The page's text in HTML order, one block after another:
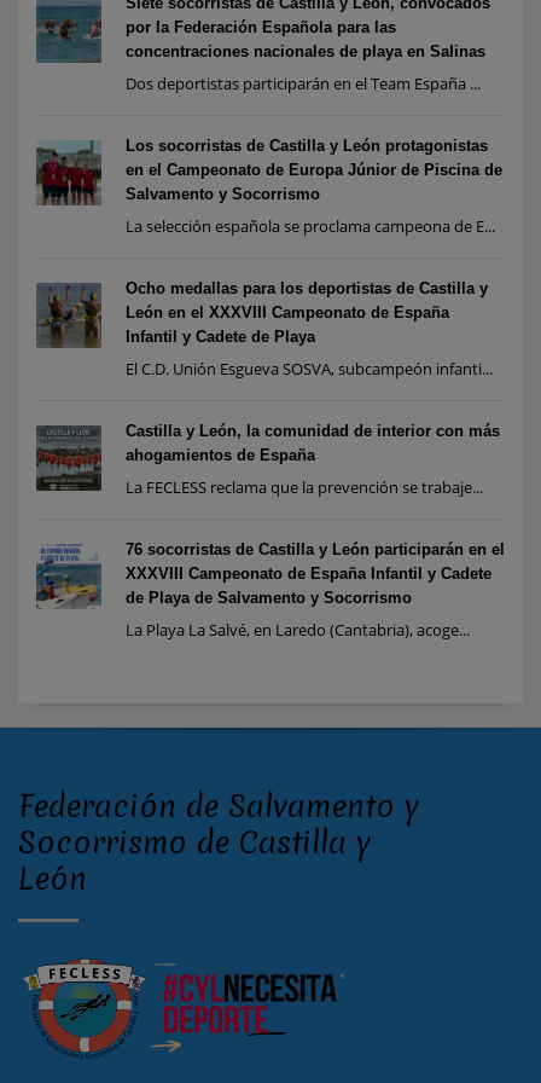
por la Federación Española para las
concentraciones nacionales de playa en Salinas
Dos deportistas participarán en el Team España ...
Los socorristas de Castilla y León protagonistas
en el Campeonato de Europa Júnior de Piscina de
Salvamento y Socorrismo
La selección española se proclama campeona de E...
Ocho medallas para los deportistas de Castilla y
León en el XXXVIII Campeonato de España
Infantil y Cadete de Playa
El C.D. Unión Esgueva SOSVA, subcampeón infanti...
Castilla y León, la comunidad de interior con más
ahogamientos de España
La FECLESS reclama que la prevención se trabaje...
76 socorristas de Castilla y León participarán en el
XXXVIII Campeonato de España Infantil y Cadete
de Playa de Salvamento y Socorrismo
La Playa La Salvé, en Laredo (Cantabria), acoge...
Federación de Salvamento y
Socorrismo de Castilla y
León